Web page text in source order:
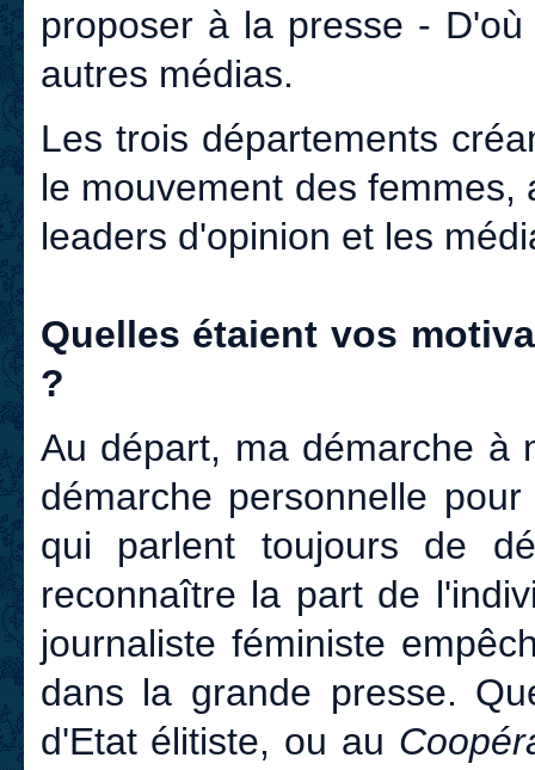
proposer à la presse -
autres médias.
Les trois départements
le mouvement des
leaders d'opinion et les
Quelles étaient vos
?
Au départ, ma démarche à
démarche personnelle
qui parlent toujours de
reconnaître la part de
journaliste féministe
dans la grande presse.
d'Etat élitiste, ou au